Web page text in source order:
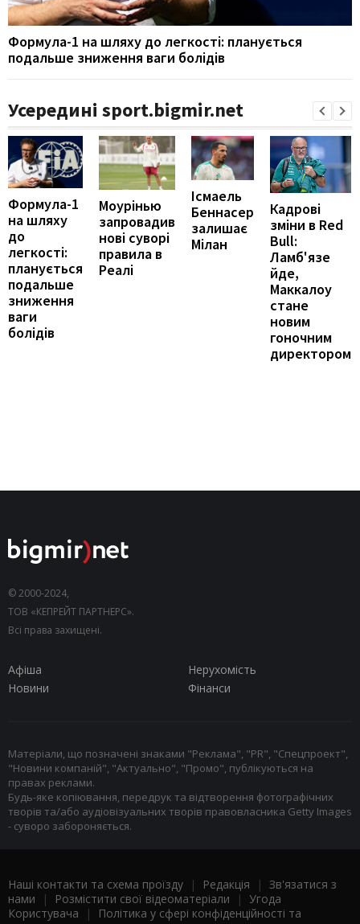
Формула-1 на шляху до легкості: планується
подальше зниження ваги болідів
Усередині sport.bigmir.net
Формула-1
на шляху
до
легкості:
планується
подальше
зниження
ваги
болідів
Моурінью
запровадив
нові суворі
правила в
Реалі
Ісмаель
Беннасер
залишає
Мілан
Кадрові
зміни в Red
Bull:
Ламб'язе
йде,
Маккалоу
стане
новим
гоночним
директором
© 2000-2024,
ТОВ «КЕПРЕЙТ ПАРТНЕРС».
Всі права захищені.
Афіша
Нерухомість
Новини
Фінанси
Матеріали, що позначені знаками "Реклама", "PR", "Спецпроект",
"Новини компаній", "Актуально", "Промо", публікуються на
правах реклами.
Будь-яке копіювання, передрук та відтворення фотографічних
творів та/або аудіовізуальних творів правовласника Getty Images
- суворо забороняється.
Наші контакти та схема проїзду | Редакція | Зв'язатися з
нами | Розмістити свої відеоматеріали | Угода
Користувача |
Політика у сфері конфіденційності та